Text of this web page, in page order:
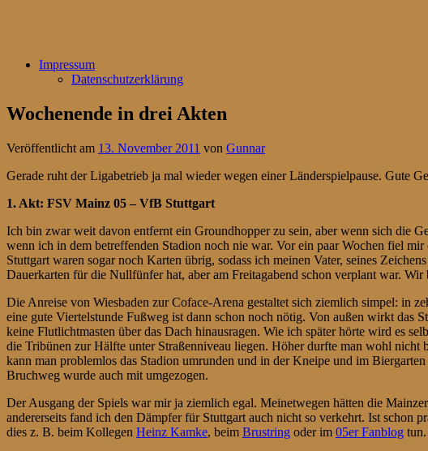
Impressum
Datenschutzerklärung
Wochenende in drei Akten
Veröffentlicht am 13. November 2011 von Gunnar
Gerade ruht der Ligabetrieb ja mal wieder wegen einer Länderspielpause. Gute
1. Akt: FSV Mainz 05 – VfB Stuttgart
Ich bin zwar weit davon entfernt ein Groundhopper zu sein, aber wenn sich die
wenn ich in dem betreffenden Stadion noch nie war. Vor ein paar Wochen fiel
Stuttgart waren sogar noch Karten übrig, sodass ich meinen Vater, seines
Dauerkarten für die Nullfünfer hat, aber am Freitagabend schon verplant war.
Die Anreise von Wiesbaden zur Coface-Arena gestaltet sich ziemlich simpel: in
eine gute Viertelstunde Fußweg ist dann schon noch nötig. Von außen wirkt das
keine Flutlichtmasten über das Dach hinausragen. Wie ich später hörte wird es
die Tribünen zur Hälfte unter Straßenniveau liegen. Höher durfte man wohl nicht
kann man problemlos das Stadion umrunden und in der Kneipe und im
Bruchweg wurde auch mit umgezogen.
Der Ausgang der Spiels war mir ja ziemlich egal. Meinetwegen hätten die
andererseits fand ich den Dämpfer für Stuttgart auch nicht so verkehrt. Ist schon
dies z. B. beim Kollegen Heinz Kamke, beim Brustring oder im 05er Fanblog tun.